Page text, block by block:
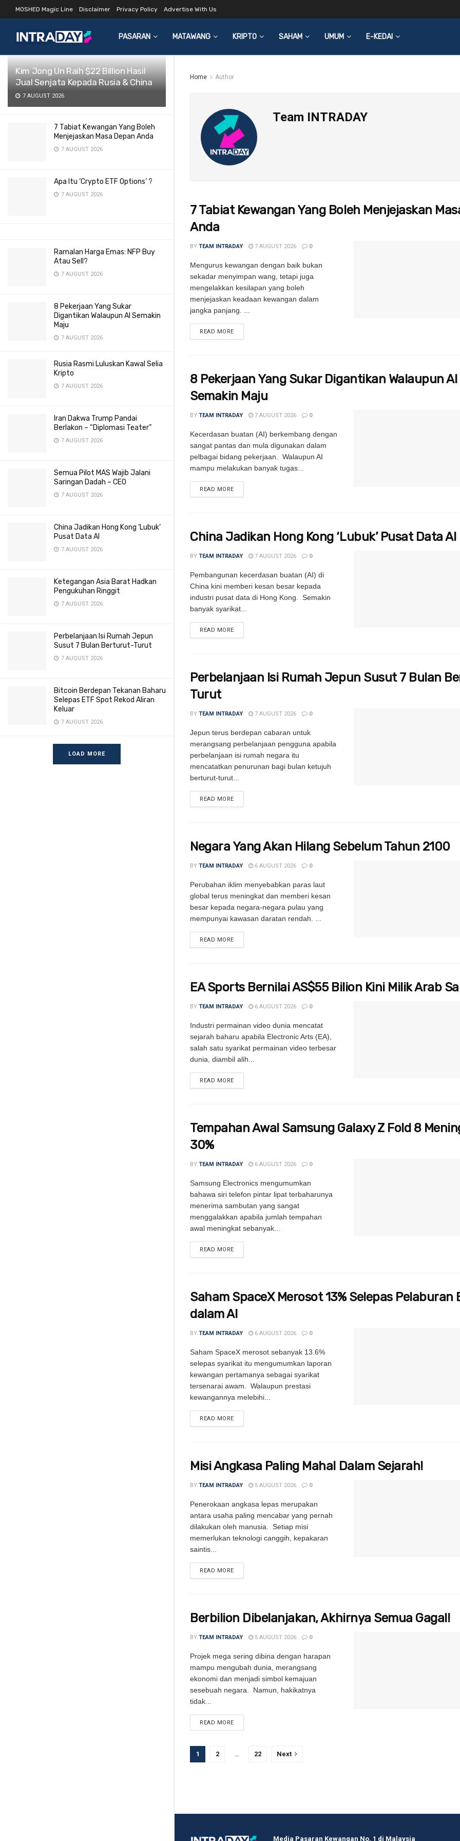
LATEST TRENDING Filter
Kim Jong Un Raih $22 Billion Hasil
Jual Senjata Kepada Rusia & China
7 AUGUST 2026
7 Tabiat Kewangan Yang Boleh
Menjejaskan Masa Depan Anda
7 AUGUST 2026
Apa Itu ‘Crypto ETF Options’ ?
7 AUGUST 2026
Ramalan Harga Emas: NFP Buy
Atau Sell?
7 AUGUST 2026
8 Pekerjaan Yang Sukar
Digantikan Walaupun AI Semakin
Maju
7 AUGUST 2026
Rusia Rasmi Luluskan Kawal Selia
Kripto
7 AUGUST 2026
Iran Dakwa Trump Pandai
Berlakon – “Diplomasi Teater”
7 AUGUST 2026
Semua Pilot MAS Wajib Jalani
Saringan Dadah – CEO
7 AUGUST 2026
China Jadikan Hong Kong ‘Lubuk’
Pusat Data AI
7 AUGUST 2026
Ketegangan Asia Barat Hadkan
Pengukuhan Ringgit
7 AUGUST 2026
Perbelanjaan Isi Rumah Jepun
Susut 7 Bulan Berturut-Turut
7 AUGUST 2026
Bitcoin Berdepan Tekanan Baharu
Selepas ETF Spot Rekod Aliran
Keluar
7 AUGUST 2026
LOAD MORE
MOSHED Magic Line Disclaimer Privacy Policy Advertise With Us
PASARAN MATAWANG KRIPTO SAHAM UMUM E-KEDAI
Home Author
Team INTRADAY
7 Tabiat Kewangan Yang Boleh Menjejaskan
Anda
BY TEAM INTRADAY 7 AUGUST 2026 0
Mengurus kewangan dengan baik bukan
sekadar menyimpan wang, tetapi juga
mengelakkan kesilapan yang boleh
menjejaskan keadaan kewangan dalam
jangka panjang. ...
READ MORE
8 Pekerjaan Yang Sukar Digantikan Walaupun AI
Semakin Maju
BY TEAM INTRADAY 7 AUGUST 2026 0
Kecerdasan buatan (AI) berkembang dengan
sangat pantas dan mula digunakan dalam
pelbagai bidang pekerjaan. Walaupun AI
mampu melakukan banyak tugas...
READ MORE
China Jadikan Hong Kong ‘Lubuk’ Pusat Data AI
BY TEAM INTRADAY 7 AUGUST 2026 0
Pembangunan kecerdasan buatan (AI) di
China kini memberi kesan besar kepada
industri pusat data di Hong Kong. Semakin
banyak syarikat...
READ MORE
Perbelanjaan Isi Rumah Jepun Susut 7 Bulan
Turut
BY TEAM INTRADAY 7 AUGUST 2026 0
Jepun terus berdepan cabaran untuk
merangsang perbelanjaan pengguna apabila
perbelanjaan isi rumah negara itu
mencatatkan penurunan bagi bulan ketujuh
berturut-turut...
READ MORE
Negara Yang Akan Hilang Sebelum Tahun 2100
BY TEAM INTRADAY 6 AUGUST 2026 0
Perubahan iklim menyebabkan paras laut
global terus meningkat dan memberi kesan
besar kepada negara-negara pulau yang
mempunyai kawasan daratan rendah. ...
READ MORE
EA Sports Bernilai AS$55 Bilion Kini Milik Arab
BY TEAM INTRADAY 6 AUGUST 2026 0
Industri permainan video dunia mencatat
sejarah baharu apabila Electronic Arts (EA),
salah satu syarikat permainan video terbesar
dunia, diambil alih...
READ MORE
Tempahan Awal Samsung Galaxy Z Fold 8
30%
BY TEAM INTRADAY 6 AUGUST 2026 0
Samsung Electronics mengumumkan
bahawa siri telefon pintar lipat terbaharunya
menerima sambutan yang sangat
menggalakkan apabila jumlah tempahan
awal meningkat sebanyak...
READ MORE
Saham SpaceX Merosot 13% Selepas Pelaburan
dalam AI
BY TEAM INTRADAY 6 AUGUST 2026 0
Saham SpaceX merosot sebanyak 13.6%
selepas syarikat itu mengumumkan laporan
kewangan pertamanya sebagai syarikat
tersenarai awam. Walaupun prestasi
kewangannya melebihi...
READ MORE
Misi Angkasa Paling Mahal Dalam Sejarah!
BY TEAM INTRADAY 5 AUGUST 2026 0
Penerokaan angkasa lepas merupakan
antara usaha paling mencabar yang pernah
dilakukan oleh manusia. Setiap misi
memerlukan teknologi canggih, kepakaran
saintis...
READ MORE
Berbilion Dibelanjakan, Akhirnya Semua Gagal!
BY TEAM INTRADAY 5 AUGUST 2026 0
Projek mega sering dibina dengan harapan
mampu mengubah dunia, merangsang
ekonomi dan menjadi simbol kemajuan
sesebuah negara. Namun, hakikatnya
tidak...
READ MORE
1 2 … 22 Next
Media Pasaran Kewangan No. 1 di Malaysia